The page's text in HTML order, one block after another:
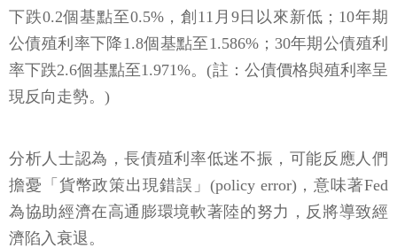
下跌0.2個基點至0.5%，創11月9日以來新低；10年期
公債殖利率下降1.8個基點至1.586%；30年期公債殖利
率下跌2.6個基點至1.971%。(註：公債價格與殖利率呈
現反向走勢。)
分析人士認為，長債殖利率低迷不振，可能反應人們
擔憂「貨幣政策出現錯誤」(policy error)，意味著Fed
為協助經濟在高通膨環境軟著陸的努力，反將導致經
濟陷入衰退。